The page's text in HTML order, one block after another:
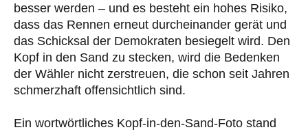
besser werden – und es besteht ein hohes Risiko,
dass das Rennen erneut durcheinander gerät und
das Schicksal der Demokraten besiegelt wird. Den
Kopf in den Sand zu stecken, wird die Bedenken
der Wähler nicht zerstreuen, die schon seit Jahren
schmerzhaft offensichtlich sind.
Ein wortwörtliches Kopf-in-den-Sand-Foto stand